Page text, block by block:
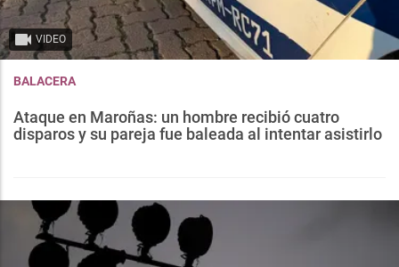
VIDEO
BALACERA
Ataque en Maroñas: un hombre recibió cuatro
disparos y su pareja fue baleada al intentar asistirlo